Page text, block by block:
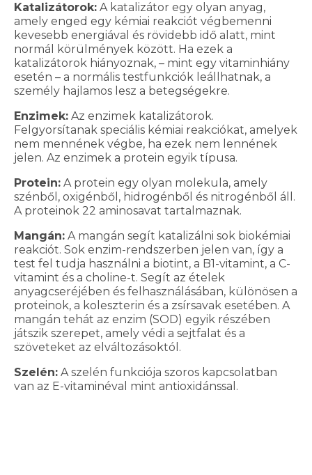
Katalizátorok: A katalizátor egy olyan anyag,
amely enged egy kémiai reakciót végbemenni
kevesebb energiával és rövidebb idő alatt, mint
normál körülmények között. Ha ezek a
katalizátorok hiányoznak, – mint egy vitaminhiány
esetén – a normális testfunkciók leállhatnak, a
személy hajlamos lesz a betegségekre.
Enzimek: Az enzimek katalizátorok.
Felgyorsítanak speciális kémiai reakciókat, amelyek
nem mennének végbe, ha ezek nem lennének
jelen. Az enzimek a protein egyik típusa.
Protein: A protein egy olyan molekula, amely
szénből, oxigénből, hidrogénből és nitrogénből áll.
A proteinok 22 aminosavat tartalmaznak.
Mangán: A mangán segít katalizálni sok biokémiai
reakciót. Sok enzim-rendszerben jelen van, így a
test fel tudja használni a biotint, a B1-vitamint, a C-
vitamint és a choline-t. Segít az ételek
anyagcseréjében és felhasználásában, különösen a
proteinok, a koleszterin és a zsírsavak esetében. A
mangán tehát az enzim (SOD) egyik részében
játszik szerepet, amely védi a sejtfalat és a
szöveteket az elváltozásoktól.
Szelén: A szelén funkciója szoros kapcsolatban
van az E-vitaminéval mint antioxidánssal.